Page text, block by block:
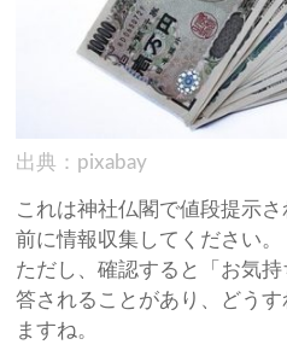
出典：pixabay
これは神社仏閣で値段提示
前に情報収集してください。
ただし、確認すると「お気
答されることがあり、どう
ますね。